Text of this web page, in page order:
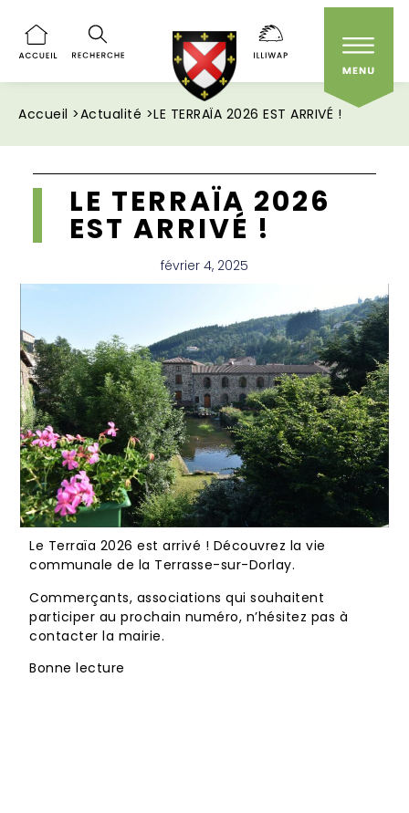
Accueil >Actualité >LE TERRAÏA 2026 EST ARRIVÉ !
LE TERRAÏA 2026
EST ARRIVÉ !
février 4, 2025
Le Terraïa 2026 est arrivé ! Découvrez la vie
communale de la Terrasse-sur-Dorlay.
Commerçants, associations qui souhaitent
participer au prochain numéro, n’hésitez pas à
contacter la mairie.
Bonne lecture